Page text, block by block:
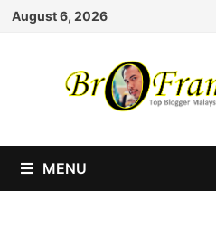
Skip
August 6, 2026
MENU